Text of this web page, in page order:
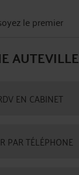
le premier
AUTEVILLE
EN CABINET
PAR TÉLÉPHONE